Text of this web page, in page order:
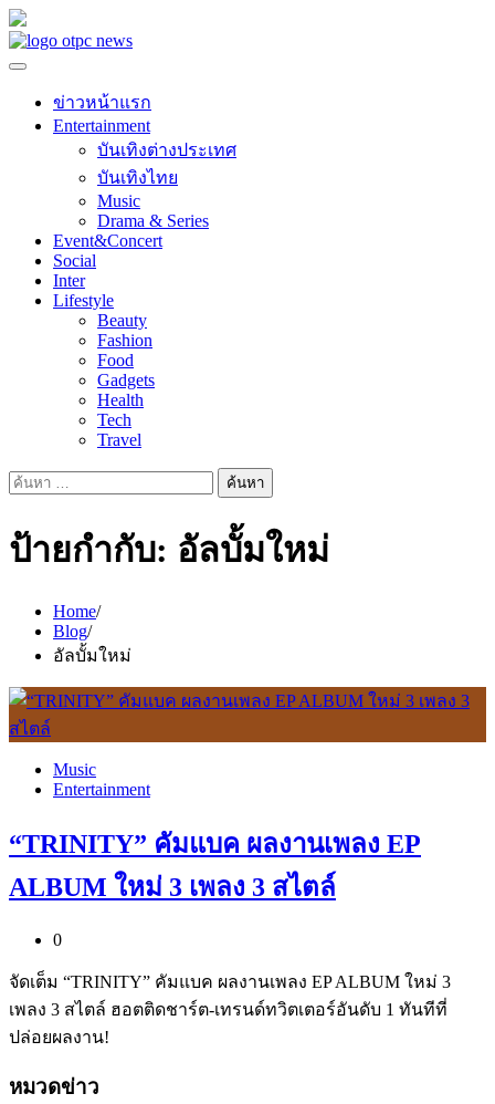
Skip
to
ข่าวหน้าแรก
Entertainment
บันเทิงต่างประเทศ
บันเทิงไทย
Music
Drama & Series
Event&Concert
Social
Inter
Lifestyle
Beauty
Fashion
Food
Gadgets
Health
Tech
Travel
ค้นหา
ป้ายกำกับ: อัลบั้มใหม่
Home
Blog
อัลบั้มใหม่
Music
Entertainment
“TRINITY” คัมแบค ผลงานเพลง EP
ALBUM ใหม่ 3 เพลง 3 สไตล์
0
จัดเต็ม “TRINITY” คัมแบค ผลงานเพลง EP ALBUM ใหม่ 3
เพลง 3 สไตล์ ฮอตติดชาร์ต-เทรนด์ทวิตเตอร์อันดับ 1 ทันทีที่
ปล่อยผลงาน!
หมวดข่าว